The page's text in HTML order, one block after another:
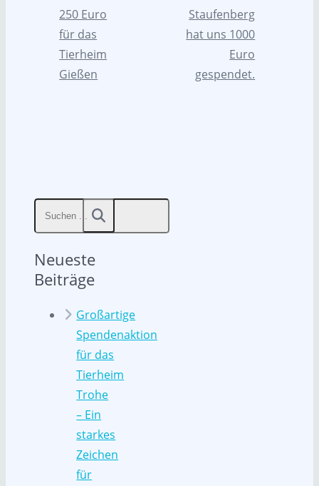
250 Euro
für das
Tierheim
Gießen
Staufenberg
hat uns 1000
Euro
gespendet.
Neueste
Beiträge
Großartige
Spendenaktion
für das
Tierheim
Trohe
– Ein
starkes
Zeichen
für